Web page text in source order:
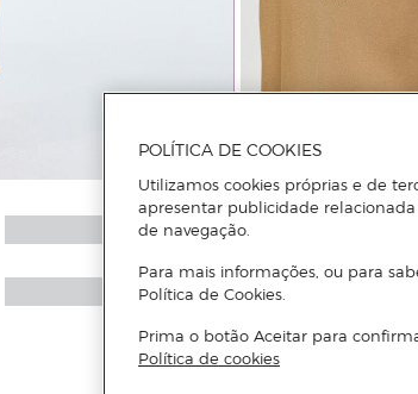
POLÍTICA DE COOKIES
Utilizamos cookies próprias e de
apresentar publicidade relacionada
de navegação.
Para mais informações, ou para
Política de Cookies.
Prima o botão Aceitar para
Política de cookies